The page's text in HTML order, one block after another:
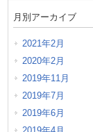
月別アーカイブ
2021年2月
2020年2月
2019年11月
2019年7月
2019年6月